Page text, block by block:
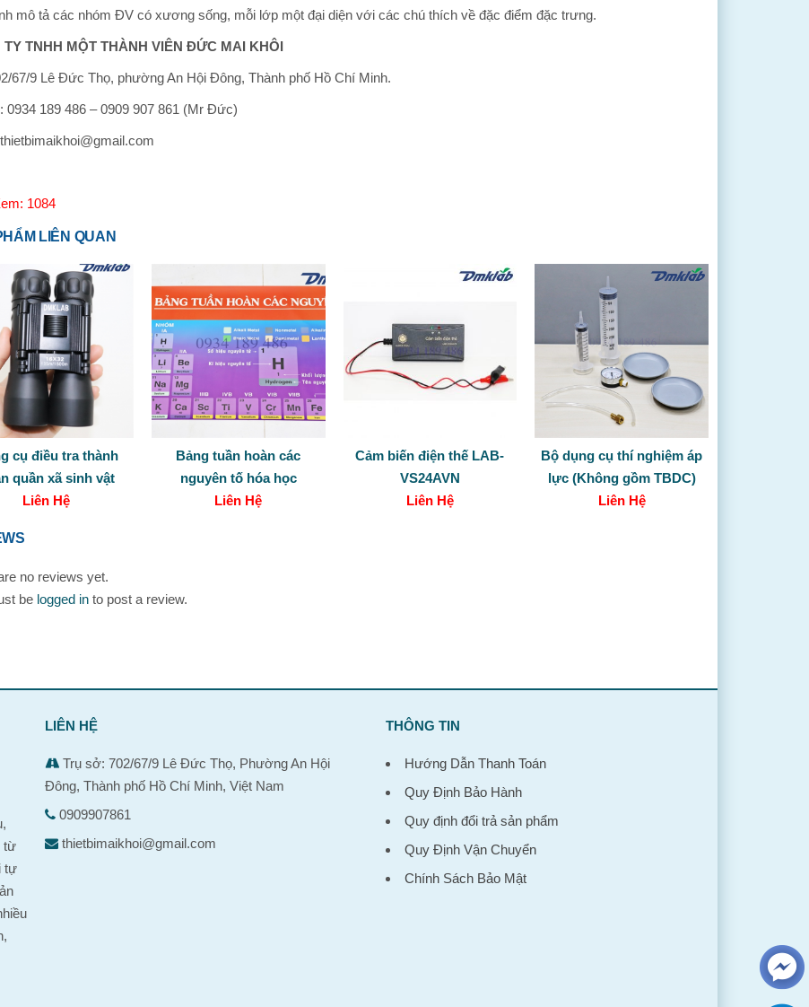
mô tả các nhóm ĐV có xương sống, mỗi lớp một đại diện với các chú thích về đặc điểm đặc trưng.
TY TNHH MỘT THÀNH VIÊN ĐỨC MAI KHÔI
67/9 Lê Đức Thọ, phường An Hội Đông, Thành phố Hồ Chí Minh.
0934 189 486 – 0909 907 861 (Mr Đức)
1084
LIÊN QUAN
cụ điều tra thành
quần xã sinh vật
Liên Hệ
Bảng tuần hoàn các
nguyên tố hóa học
Liên Hệ
Cảm biến điện thế LAB-
VS24AVN
Liên Hệ
Bộ dụng cụ thí nghiệm áp
lực (Không gồm TBDC)
Liên Hệ
no reviews yet.
be logged in to post a review.
từ
tự
LIÊN HỆ
Trụ sở: 702/67/9 Lê Đức Thọ, Phường An Hội
Đông, Thành phố Hồ Chí Minh, Việt Nam
0909907861
thietbimaikhoi@gmail.com
THÔNG TIN
Hướng Dẫn Thanh Toán
Quy Định Bảo Hành
Quy định đổi trả sản phẩm
Quy Định Vận Chuyển
Chính Sách Bảo Mật